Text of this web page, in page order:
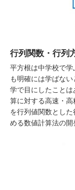
行列関数・行列
平方根は中学校で
も明確には学ばな
学で目にしたこと
算に対する高速・高
を行列値関数とし
める数値計算法の開